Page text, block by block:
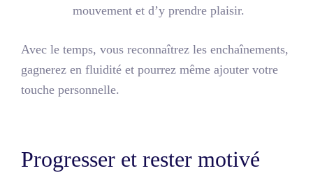
mouvement et d’y prendre plaisir.
Avec le temps, vous reconnaîtrez les enchaînements,
gagnerez en fluidité et pourrez même ajouter votre
touche personnelle.
Progresser et rester motivé